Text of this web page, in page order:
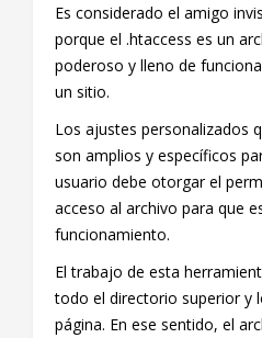
Es considerado el amigo
porque el .htaccess es un
poderoso y lleno de
un sitio.
Los ajustes personalizados
son amplios y específicos
usuario debe otorgar el
acceso al archivo para que
funcionamiento.
El trabajo de esta
todo el directorio superior y
página. En ese sentido, el